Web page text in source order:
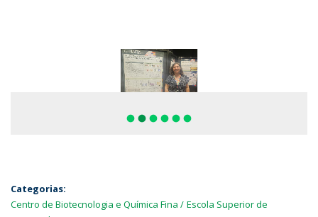
fiber_manual_record fiber_manual_record fiber_manual_record fiber_manual_record fiber_manual_record fiber_manual_record
Categorias:
Centro de Biotecnologia e Química Fina
Escola Superior de